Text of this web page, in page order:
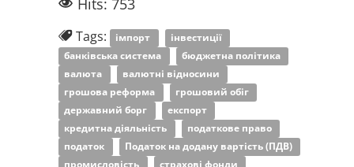
Hits: 753
Tags: імпорт
інвестиції
банківська система
бюджетна політика
валюта
валютні відносини
грошова реформа
грошовий обіг
державний борг
експорт
кредитна діяльність
податкове право
податок
Податок на додану вартість (ПДВ)
промисловість
страхові фонди